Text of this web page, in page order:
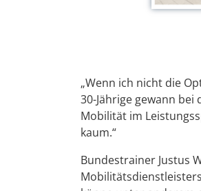
„Wenn ich nicht die
30-Jährige gewann
Mobilität im
kaum.“
Bundestrainer Justus